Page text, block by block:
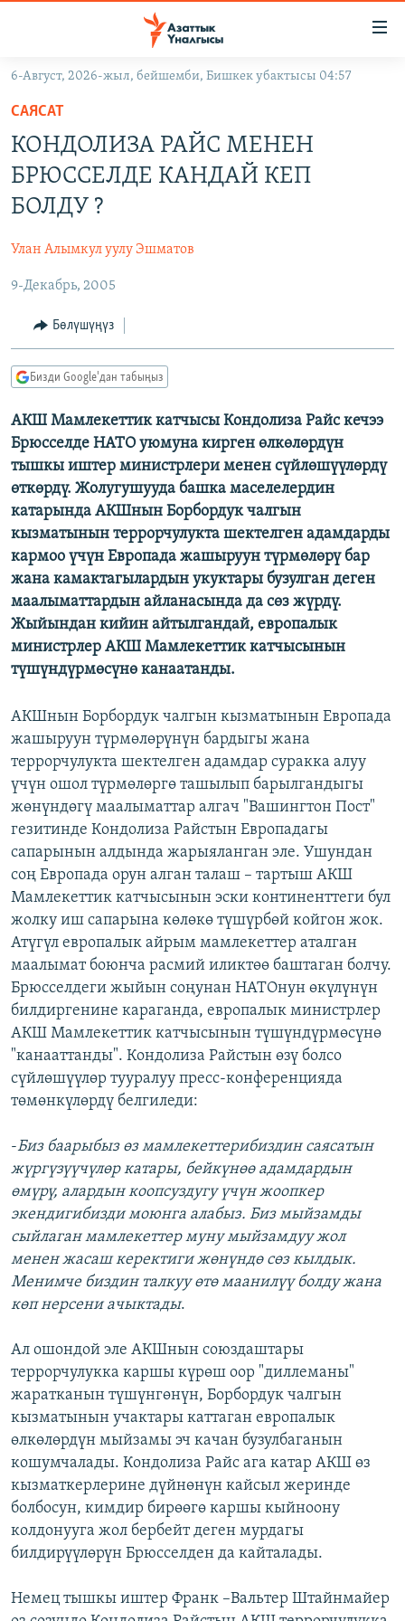
Навигацияга
өтүңүз
Издөөгө
салыңыз
САЯСАТ
МАДАНИЯТ
ДҮЙНӨ
ДҮЙНӨ
УКРАИНА
ТВ ПРОГРАММАЛАР
БҮГҮН АЗАТТЫКТА
ЭКСПЕРТТЕР ТАЛДАЙТ
ДАНИСТЕ
ЭЖЕ-СИҢДИЛЕР
АЗАТТЫК+
ЫҢГАЙСЫЗ СУРООЛОР
ПОДКАСТ
ӨЗГӨЧӨ ПИКИР
Русский
ОНЛАЙН ШЕРИНЕ
ЭЕ/АРнун бардык сайттары
6-Август, 2026-жыл, бейшемби, Бишкек убактысы 04:57
САЯСАТ
КОНДОЛИЗА РАЙС МЕНЕН
БРЮССЕЛДЕ КАНДАЙ КЕП
БОЛДУ ?
Улан Алымкул уулу Эшматов
9-Декабрь, 2005
Бөлүшүңүз
Бизди Google'дан табыңыз
АКШ Мамлекеттик катчысы Кондолиза Райс кечээ
Брюсселде НАТО уюмуна кирген өлкөлөрдүн
тышкы иштер министрлери менен сүйлөшүүлөрдү
өткөрдү. Жолугушууда башка маселелердин
катарында АКШнын Борбордук чалгын
кызматынын террорчулукта шектелген адамдарды
кармоо үчүн Европада жашыруун түрмөлөрү бар
жана камактагылардын укуктары бузулган деген
маалыматтардын айланасында да сөз жүрдү.
Жыйындан кийин айтылгандай, европалык
министрлер АКШ Мамлекеттик катчысынын
түшүндүрмөсүнө канаатанды.
АКШнын Борбордук чалгын кызматынын Европада
жашыруун түрмөлөрүнүн бардыгы жана
террорчулукта шектелген адамдар суракка алуу
үчүн ошол түрмөлөргө ташылып барылгандыгы
жөнүндөгү маалыматтар алгач "Вашингтон Пост"
гезитинде Кондолиза Райстын Европадагы
сапарынын алдында жарыяланган эле. Ушундан
соң Европада орун алган талаш – тартыш АКШ
Мамлекеттик катчысынын эски континенттеги бул
жолку иш сапарына көлөкө түшүрбөй койгон жок.
Атүгүл европалык айрым мамлекеттер аталган
маалымат боюнча расмий иликтөө баштаган болчу.
Брюсселдеги жыйын соңунан НАТОнун өкүлүнүн
билдиргенине караганда, европалык министрлер
АКШ Мамлекеттик катчысынын түшүндүрмөсүнө
"канааттанды". Кондолиза Райстын өзү болсо
сүйлөшүүлөр тууралуу пресс-конференцияда
төмөнкүлөрдү белгиледи:
-Биз баарыбыз өз мамлекеттерибиздин саясатын
жүргүзүүчүлөр катары, бейкүнөө адамдардын
өмүрү, алардын коопсуздугу үчүн жоопкер
экендигибизди моюнга алабыз. Биз мыйзамды
сыйлаган мамлекеттер муну мыйзамдуу жол
менен жасаш керектиги жөнүндө сөз кылдык.
Менимче биздин талкуу өтө маанилүү болду жана
көп нерсени ачыктады.
Ал ошондой эле АКШнын союздаштары
террорчулукка каршы күрөш оор "диллеманы"
жаратканын түшүнгөнүн, Борбордук чалгын
кызматынын учактары каттаган европалык
өлкөлөрдүн мыйзамы эч качан бузулбаганын
кошумчалады. Кондолиза Райс ага катар АКШ өз
кызматкерлерине дүйнөнүн кайсыл жеринде
болбосун, кимдир бирөөгө каршы кыйноону
колдонууга жол бербейт деген мурдагы
билдирүүлөрүн Брюсселден да кайталады.
Немец тышкы иштер Франк –Вальтер Штайнмайер